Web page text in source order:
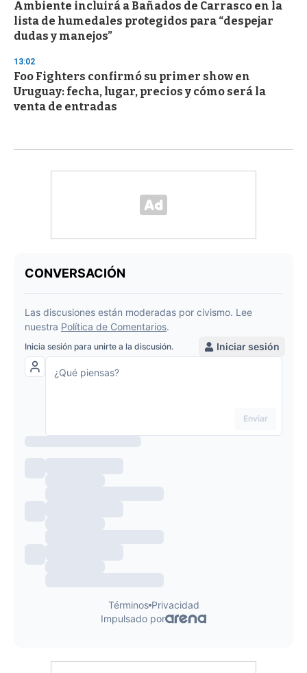
Ambiente incluirá a Bañados de Carrasco en la
lista de humedales protegidos para “despejar
dudas y manejos”
13:02
Foo Fighters confirmó su primer show en
Uruguay: fecha, lugar, precios y cómo será la
venta de entradas